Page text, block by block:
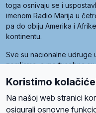
toga osnivaju se i
imenom Radio Marija u
pa do obiju Amerika i
kontinentu.
Sve su nacionalne udruge
zemljama, a međusobna
Radio Maria). Svjetsku
kojima je i hrvatska Udruga
Koristimo
Na našoj web stranici
osigurali osnovne